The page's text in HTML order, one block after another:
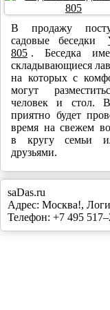
В продажу
садовые беседки
805 . Беседка
складывающиеся
на которых с
могут
человек и стол.
приятно будет
время на свежем
в кругу семьи
друзьями.
saDas.ru
Адрес: Москва!,
Телефон: +7 495